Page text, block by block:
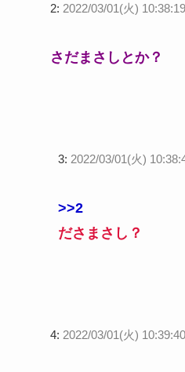
2: 2022/03/01(火)
さだまさしとか？
3: 2022/03/01(火)
>>2
ださまさし？
4: 2022/03/01(火)